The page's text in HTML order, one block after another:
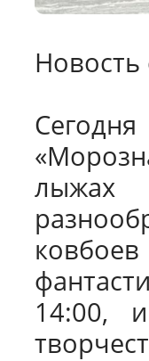
Новость
лыжах
14:00,